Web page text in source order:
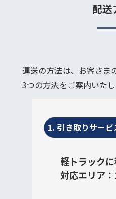
配送
運送の方法は、お客さま
3つの方法をご案内いたし
1. 引き取りサー
軽トラック
対応エリア